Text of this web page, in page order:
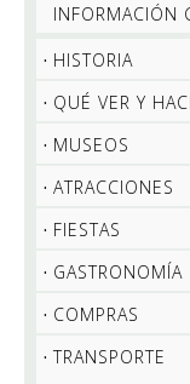
INFORMACIÓN
HISTORIA
QUÉ VER Y
MUSEOS
ATRACCIONES
FIESTAS
GASTRONOMÍA
COMPRAS
TRANSPORTE